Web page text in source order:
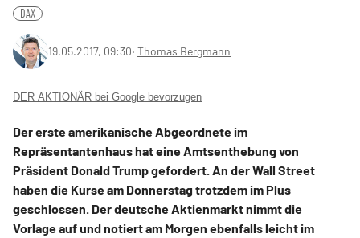
DAX
19.05.2017, 09:30‧ Thomas Bergmann
DER AKTIONÄR bei Google bevorzugen
Der erste amerikanische Abgeordnete im
Repräsentantenhaus hat eine Amtsenthebung von
Präsident Donald Trump gefordert. An der Wall Street
haben die Kurse am Donnerstag trotzdem im Plus
geschlossen. Der deutsche Aktienmarkt nimmt die
Vorlage auf und notiert am Morgen ebenfalls leicht im